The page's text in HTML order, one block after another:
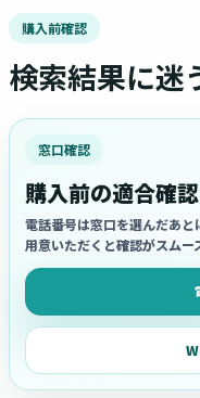
購入前確認
検索結果に迷
窓口確認
購入前の適合確認
電話番号は窓口を選んだあ
用意いただくと確認がスムー